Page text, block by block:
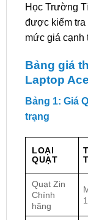
Học Trường
được kiểm tra
mức giá cạnh
Bảng giá
Laptop
Bảng 1: Giá
trạng
LOẠI
QUẠT
Quạt Zin
Chính
hãng